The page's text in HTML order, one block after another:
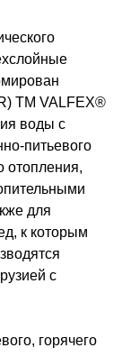
ТМ VALFEX®
воды с
питьевого
отопления,
для
к которым
с
горячего